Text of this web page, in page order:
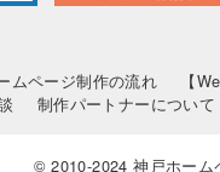
ムページ制作の流れ 【
制作パートナーについて
© 2010-2024 神戸ホーム